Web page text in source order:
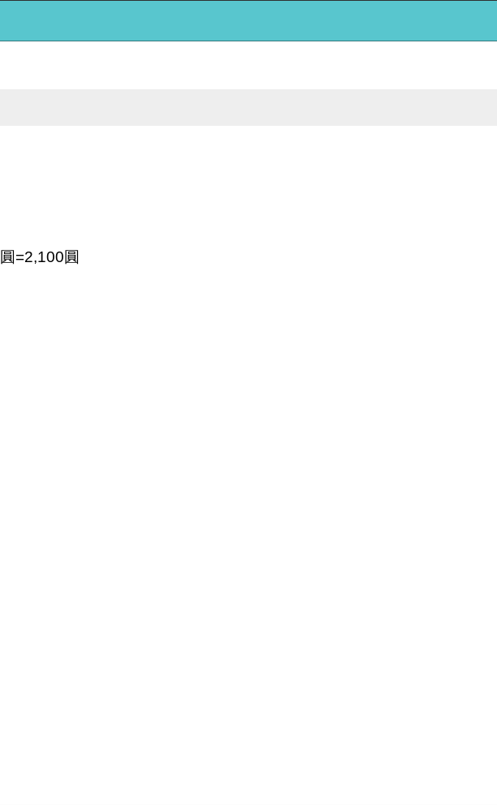
=2,100圓